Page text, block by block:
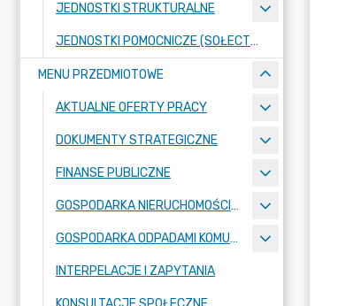
JEDNOSTKI STRUKTURALNE
JEDNOSTKI POMOCNICZE (SOŁECTWA)
MENU PRZEDMIOTOWE
AKTUALNE OFERTY PRACY
DOKUMENTY STRATEGICZNE
FINANSE PUBLICZNE
GOSPODARKA NIERUCHOMOŚCIAMI
GOSPODARKA ODPADAMI KOMUNALNYMI
INTERPELACJE I ZAPYTANIA